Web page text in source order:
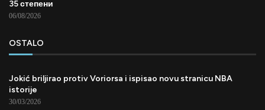
35 степени
06/08/2026
OSTALO
Jokić briljirao protiv Voriorsa i ispisao novu stranicu NBA
istorije
30/03/2026